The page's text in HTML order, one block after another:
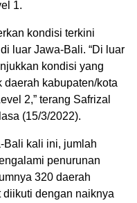
1.
kondisi terkini
luar Jawa-Bali. “Di luar
kondisi yang
daerah kabupaten/kota
2,” terang Safrizal
(15/3/2022).
Bali kali ini, jumlah
penurunan
320 daerah
dengan naiknya